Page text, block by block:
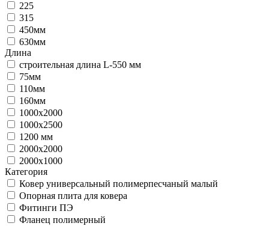
225
315
450мм
630мм
Длина
строительная длина L-550 мм
75мм
110мм
160мм
1000х2000
1000х2500
1200 мм
2000х2000
2000х1000
Категория
Ковер универсальный полимерпесчаный малый
Опорная плита для ковера
Фитинги ПЭ
Фланец полимерный